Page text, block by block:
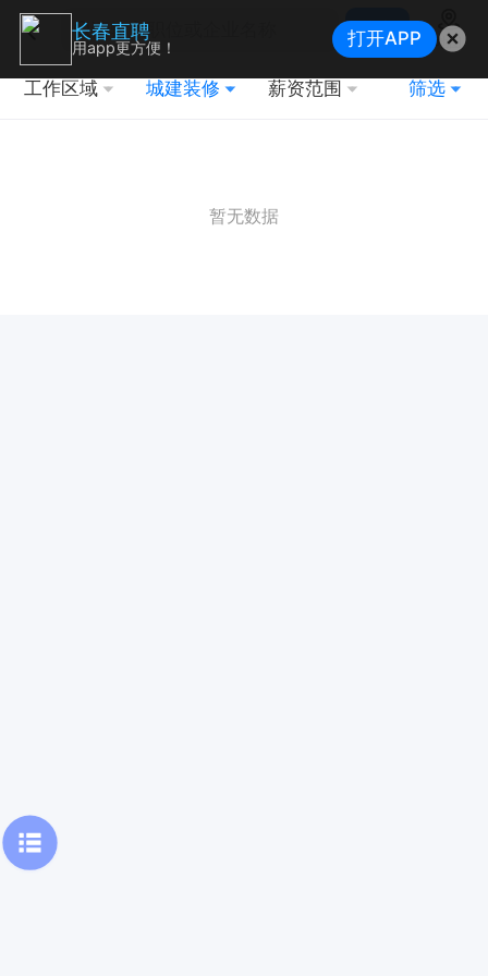
搜索
地图
工作区域 城建装修 薪资范围 筛选
暂无数据
长春直聘
用app更方便！ 打开APP